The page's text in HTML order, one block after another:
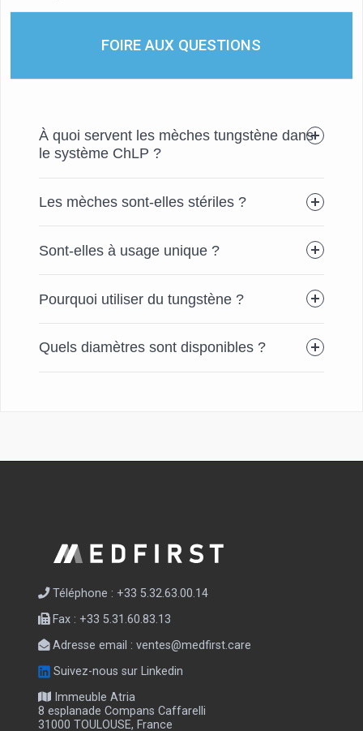
FOIRE AUX QUESTIONS
À quoi servent les mèches tungstène dans
le système ChLP ?
Les mèches sont-elles stériles ?
Sont-elles à usage unique ?
Pourquoi utiliser du tungstène ?
Quels diamètres sont disponibles ?
Téléphone : +33 5.32.63.00.14
Fax : +33 5.31.60.83.13
Adresse email :ventes@medfirst.care
Suivez-nous sur Linkedin
Immeuble Atria
8 esplanade Compans Caffarelli
31000 TOULOUSE, France